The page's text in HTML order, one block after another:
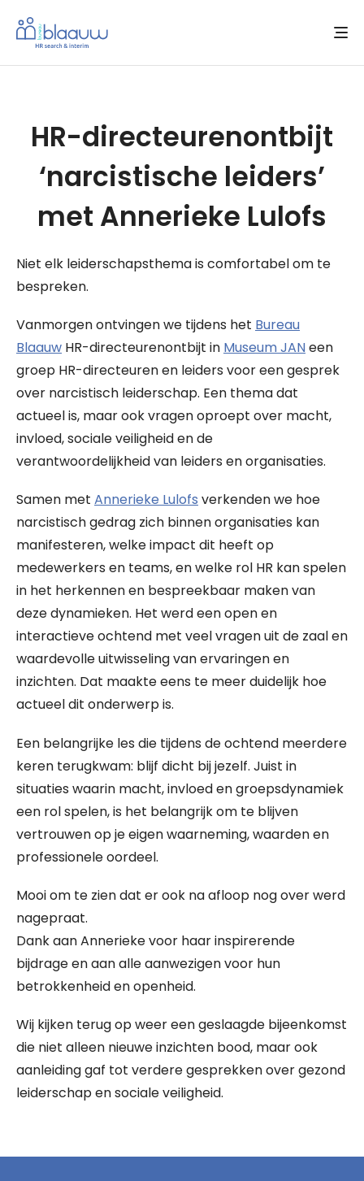
HR-directeurenontbijt
‘narcistische leiders’
met Annerieke Lulofs
Niet elk leiderschapsthema is comfortabel om te
bespreken.
Vanmorgen ontvingen we tijdens het Bureau
Blaauw HR-directeurenontbijt in Museum JANeen
groep HR-directeuren en leiders voor een gesprek
over narcistisch leiderschap. Een thema dat
actueel is, maar ook vragen oproept over macht,
invloed, sociale veiligheid en de
verantwoordelijkheid van leiders en organisaties.
Samen met Annerieke Lulofs verkenden we hoe
narcistisch gedrag zich binnen organisaties kan
manifesteren, welke impact dit heeft op
medewerkers en teams, en welke rol HR kan spelen
in het herkennen en bespreekbaar maken van
deze dynamieken. Het werd een open en
interactieve ochtend met veel vragen uit de zaal en
waardevolle uitwisseling van ervaringen en
inzichten. Dat maakte eens te meer duidelijk hoe
actueel dit onderwerp is.
Een belangrijke les die tijdens de ochtend meerdere
keren terugkwam: blijf dicht bij jezelf. Juist in
situaties waarin macht, invloed en groepsdynamiek
een rol spelen, is het belangrijk om te blijven
vertrouwen op je eigen waarneming, waarden en
professionele oordeel.
Mooi om te zien dat er ook na afloop nog over werd
nagepraat.
Dank aan Annerieke voor haar inspirerende
bijdrage en aan alle aanwezigen voor hun
betrokkenheid en openheid.
Wij kijken terug op weer een geslaagde bijeenkomst
die niet alleen nieuwe inzichten bood, maar ook
aanleiding gaf tot verdere gesprekken over gezond
leiderschap en sociale veiligheid.